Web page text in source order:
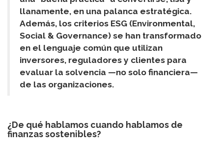
llanamente, en una palanca estratégica.
Además, los criterios ESG (Environmental,
Social & Governance) se han transformado
en el lenguaje común que utilizan
inversores, reguladores y clientes para
evaluar la solvencia —no solo financiera—
de las organizaciones.
¿De qué hablamos cuando hablamos de
finanzas sostenibles?